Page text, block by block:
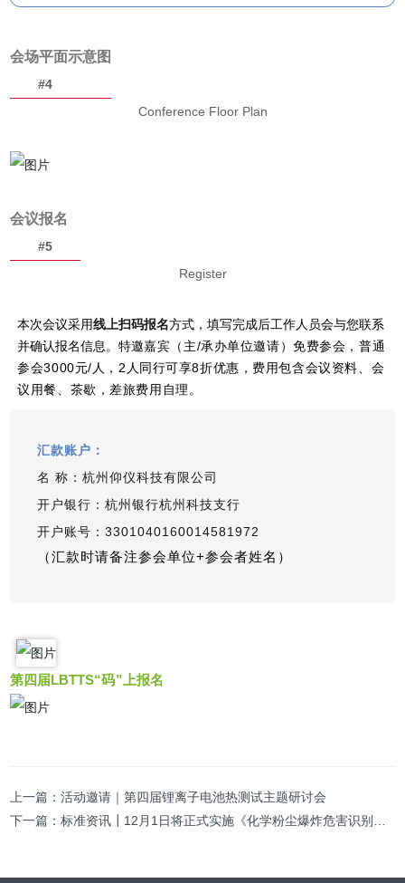
会场平面示意图
#4
Conference Floor Plan
会议报名
#5
Register
本次会议采用线上扫码报名方式，填写完成后工作人员会与您联系
并确认报名信息。特邀嘉宾（主/承办单位邀请）免费参会，普通
参会3000元/人，2人同行可享8折优惠，费用包含会议资料、会
议用餐、茶歇，差旅费用自理。
汇款账户：
名 称：杭州仰仪科技有限公司
开户银行：杭州银行杭州科技支行
开户账号：3301040160014581972
（汇款时请备注参会单位+参会者姓名）
第四届LBTTS“码” 上报名
上一篇：活动邀请｜第四届锂离子电池热测试主题研讨会
下一篇：标准资讯┃12月1日将正式实施《化学粉尘爆炸危害识别和防护指南》